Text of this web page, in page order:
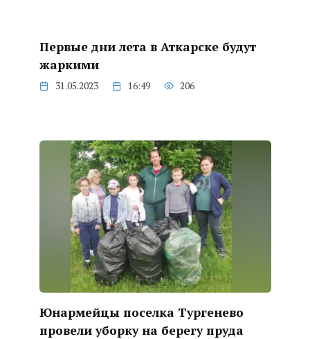
Первые дни лета в Аткарске будут
жаркими
31.05.2023 16:49 206
Юнармейцы поселка Тургенево
провели уборку на берегу пруда